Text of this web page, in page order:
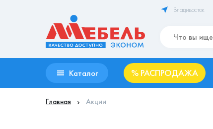
Владивосток
Каталог % РАСПРОДАЖА
Главная Акции